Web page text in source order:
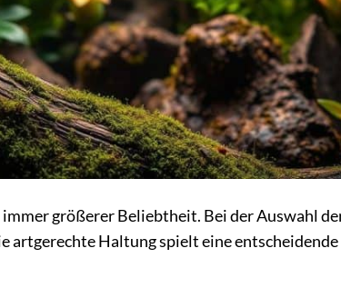
größerer Beliebtheit. Bei der Auswahl
artgerechte Haltung spielt eine